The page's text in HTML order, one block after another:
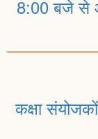
8:00 बजे से
कक्षा